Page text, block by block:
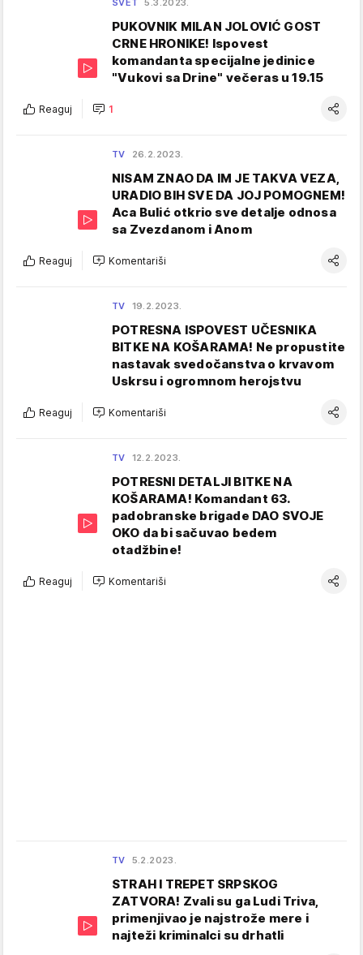
SVET 5.3.2023.
PUKOVNIK MILAN JOLOVIĆ GOST
CRNE HRONIKE! Ispovest
komandanta specijalne jedinice
"Vukovi sa Drine" večeras u 19.15
Reaguj 1
TV 26.2.2023.
NISAM ZNAO DA IM JE TAKVA VEZA,
URADIO BIH SVE DA JOJ POMOGNEM!
Aca Bulić otkrio sve detalje odnosa
sa Zvezdanom i Anom
Reaguj Komentariši
TV 19.2.2023.
POTRESNA ISPOVEST UČESNIKA
BITKE NA KOŠARAMA! Ne propustite
nastavak svedočanstva o krvavom
Uskrsu i ogromnom herojstvu
Reaguj Komentariši
TV 12.2.2023.
POTRESNI DETALJI BITKE NA
KOŠARAMA! Komandant 63.
padobranske brigade DAO SVOJE
OKO da bi sačuvao bedem
otadžbine!
Reaguj Komentariši
TV 5.2.2023.
STRAH I TREPET SRPSKOG
ZATVORA! Zvali su ga Ludi Triva,
primenjivao je najstrože mere i
najteži kriminalci su drhatli